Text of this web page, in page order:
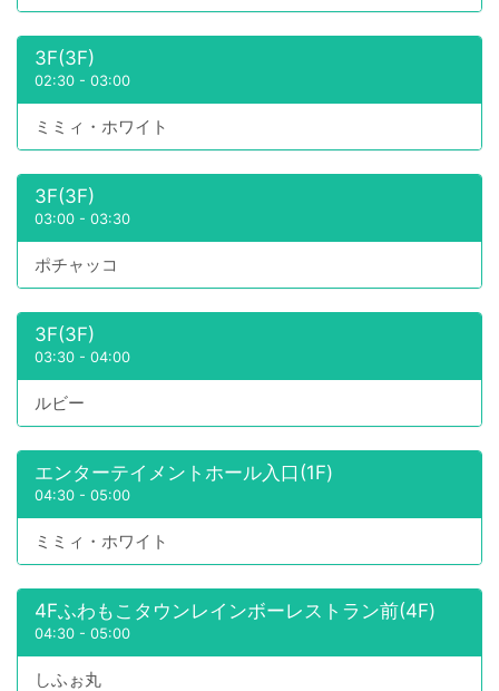
3F(3F)
02:30 - 03:00
ミミィ・ホワイト
3F(3F)
03:00 - 03:30
ポチャッコ
3F(3F)
03:30 - 04:00
ルビー
エンターテイメントホール入口(1F)
04:30 - 05:00
ミミィ・ホワイト
4Fふわもこタウンレインボーレストラン前(4F)
04:30 - 05:00
しふぉ丸